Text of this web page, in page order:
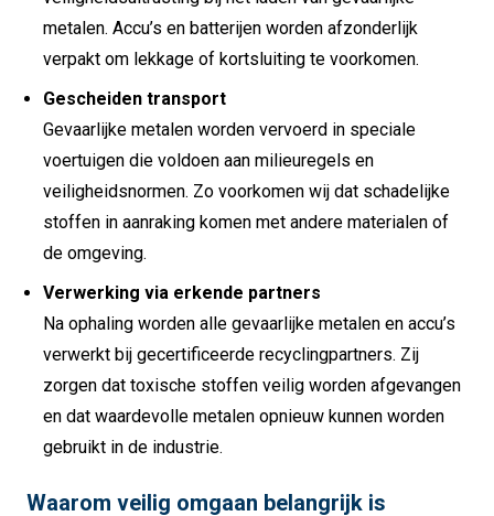
metalen. Accu’s en batterijen worden afzonderlijk
verpakt om lekkage of kortsluiting te voorkomen.
Gescheiden transport
Gevaarlijke metalen worden vervoerd in speciale
voertuigen die voldoen aan milieuregels en
veiligheidsnormen. Zo voorkomen wij dat schadelijke
stoffen in aanraking komen met andere materialen of
de omgeving.
Verwerking via erkende partners
Na ophaling worden alle gevaarlijke metalen en accu’s
verwerkt bij gecertificeerde recyclingpartners. Zij
zorgen dat toxische stoffen veilig worden afgevangen
en dat waardevolle metalen opnieuw kunnen worden
gebruikt in de industrie.
Waarom veilig omgaan belangrijk is